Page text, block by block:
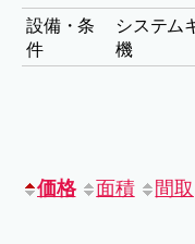
設備・条
件
システム
機
価格 面積 間取